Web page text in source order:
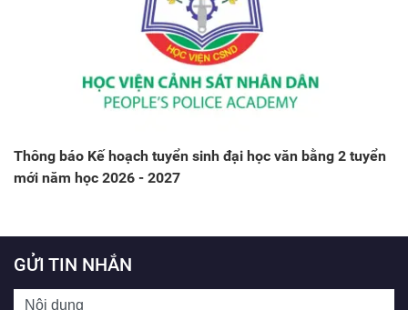
Thông báo Kế hoạch tuyển sinh đại học văn bằng 2 tuyển
mới năm học 2026 - 2027
GỬI TIN NHẮN